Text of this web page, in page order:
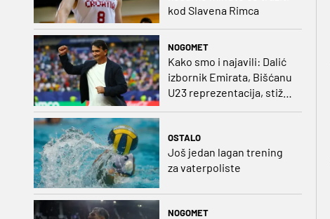
kod Slavena Rimca
NOGOMET
Kako smo i najavili: Dalić
izbornik Emirata, Bišćanu
U23 reprezentacija, stiže
OSTALO
Još jedan lagan trening
za vaterpoliste
NOGOMET